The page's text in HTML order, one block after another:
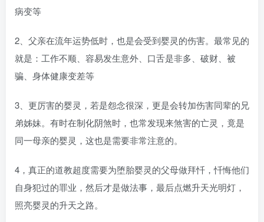
病变等
2、父亲在流年运势低时，也是会受到婴灵的伤害。最常见的
就是：工作不顺、容易发生意外、口舌是非多、破财、被
骗、身体健康变差等
3、更厉害的婴灵，若是怨念很深，更是会转加伤害同辈的兄
弟姊妹。有时在制化阴煞时，也常发现来煞害的亡灵，竟是
同一母亲的婴灵，这也是需要非常注意的。
4，真正的道教超度需要为堕胎婴灵的父母做拜忏，忏悔他们
自身犯过的罪业，然后才是做法事，最后点燃升天光明灯，
照亮婴灵的升天之路。